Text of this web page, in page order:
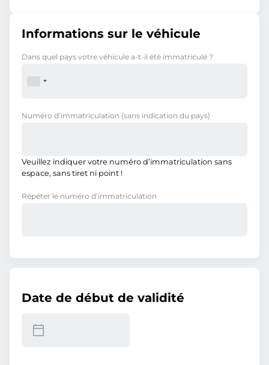
Informations sur le véhicule
Dans quel pays votre véhicule a-t-il été immatriculé ?
Numéro d’immatriculation (sans indication du pays)
Veuillez indiquer votre numéro d’immatriculation sans
espace, sans tiret ni point !
Répéter le numéro d’immatriculation
Date de début de validité